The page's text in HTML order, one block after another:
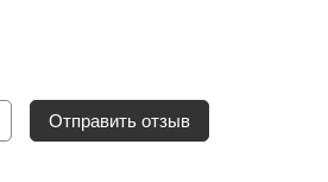
Отправить отзыв